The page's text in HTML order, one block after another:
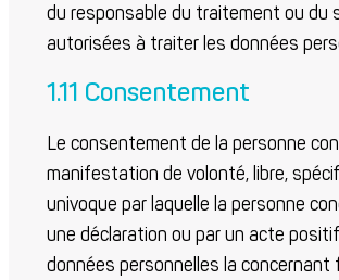
du responsable du traitement ou du
autorisées à traiter les données
1.11 Consentement
Le consentement de la personne
manifestation de volonté, libre,
univoque par laquelle la personne
une déclaration ou par un acte
données personnelles la concernant